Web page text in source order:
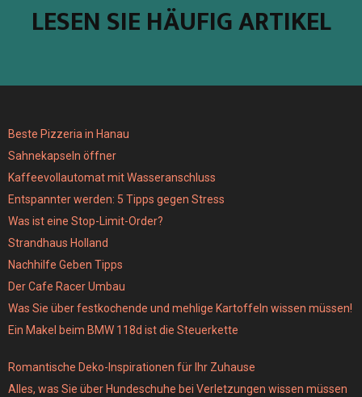
LESEN SIE HÄUFIG ARTIKEL
Beste Pizzeria in Hanau
Sahnekapseln öffner
Kaffeevollautomat mit Wasseranschluss
Entspannter werden: 5 Tipps gegen Stress
Was ist eine Stop-Limit-Order?
Strandhaus Holland
Nachhilfe Geben Tipps
Der Cafe Racer Umbau
Was Sie über festkochende und mehlige Kartoffeln wissen müssen!
Ein Makel beim BMW 118d ist die Steuerkette
Romantische Deko-Inspirationen für Ihr Zuhause
Alles, was Sie über Hundeschuhe bei Verletzungen wissen müssen